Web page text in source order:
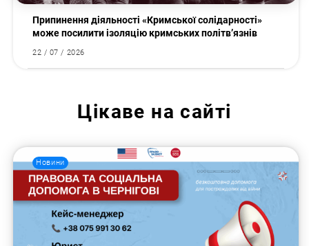
Припинення діяльності «Кримської солідарності»
може посилити ізоляцію кримських політв’язнів
22 / 07 / 2026
Цікаве на сайті
Новини